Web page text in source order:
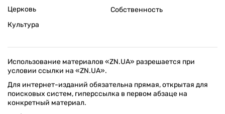
Церковь
Культура
Собственность
Использование материалов «ZN.UA» разрешается при
условии ссылки на «ZN.UA».
Для интернет-изданий обязательна прямая, открытая для
поисковых систем, гиперссылка в первом абзаце на
конкретный материал.